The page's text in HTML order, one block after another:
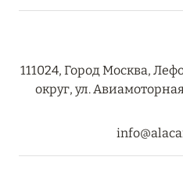
RIXOS PREMIUM
КОНЦЕПЦИЯ «ВСЁ
111024, Город Москва,
округ, ул.